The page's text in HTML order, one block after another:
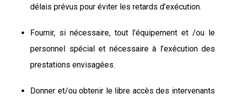
délais prévus pour éviter les retards d’exécution.
Fournir, si nécessaire, tout l’équipement et /ou le
personnel spécial et nécessaire à l’exécution des
prestations envisagées.
Donner et/ou obtenir le libre accès des intervenants